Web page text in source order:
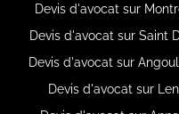
Devis d'avocat sur
Devis d'avocat sur Saint
Devis d'avocat sur
Devis d'avocat sur